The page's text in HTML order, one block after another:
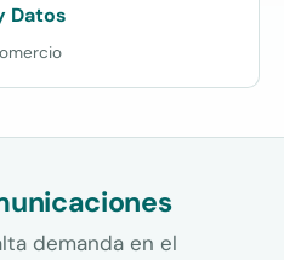
Datos
demanda en el